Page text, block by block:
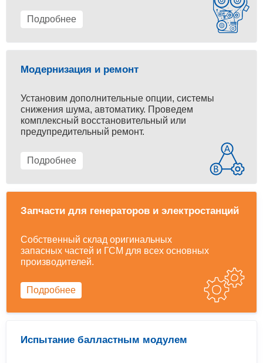
Подробнее
Модернизация и ремонт
Установим дополнительные опции, системы
снижения шума, автоматику. Проведем
комплексный восстановительный или
предупредительный ремонт.
Подробнее
Запчасти для генераторов и электростанций
Собственный склад оригинальных
запасных частей и ГСМ для всех основных
производителей.
Подробнее
Испытание балластным модулем